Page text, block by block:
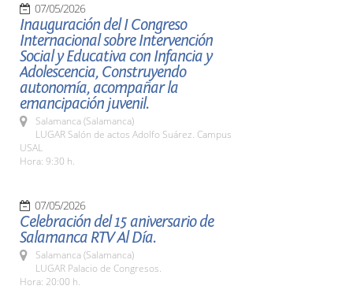
07/05/2026
Inauguración del I Congreso
Internacional sobre Intervención
Social y Educativa con Infancia y
Adolescencia, Construyendo
autonomía, acompañar la
emancipación juvenil.
Salamanca (Salamanca)
LUGAR Salón de actos Adolfo Suárez. Campus
USAL
Hora: 9:30 h.
07/05/2026
Celebración del 15 aniversario de
Salamanca RTV Al Día.
Salamanca (Salamanca)
LUGAR Palacio de Congresos.
Hora: 20:00 h.